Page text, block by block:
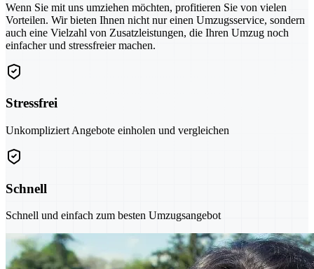
Wenn Sie mit uns umziehen möchten, profitieren Sie von vielen
Vorteilen. Wir bieten Ihnen nicht nur einen Umzugsservice, sondern
auch eine Vielzahl von Zusatzleistungen, die Ihren Umzug noch
einfacher und stressfreier machen.
Stressfrei
Unkompliziert Angebote einholen und vergleichen
Schnell
Schnell und einfach zum besten Umzugsangebot